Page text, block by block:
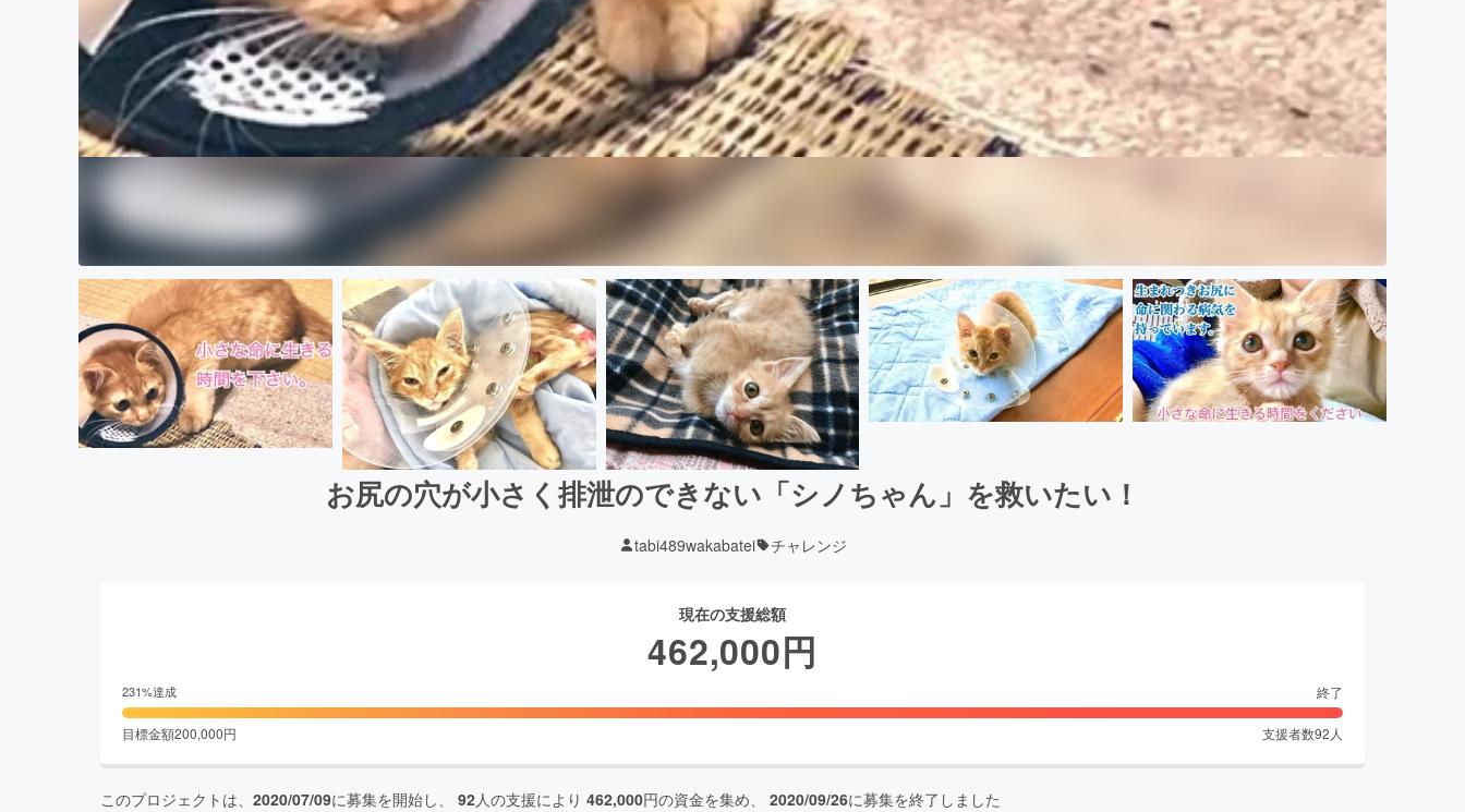
お尻の穴が小さく排泄のできない「シノちゃん」を救いたい！
tabi489wakabatei チャレンジ
現在の支援総額
462,000円
231%達成 終了
目標金額200,000円 支援者数92 人
このプロジェクトは、 2020/07/09に募集を開始し、 92人の支援により 462,000円の資金を集め、 2020/09/26に募集を終了しました